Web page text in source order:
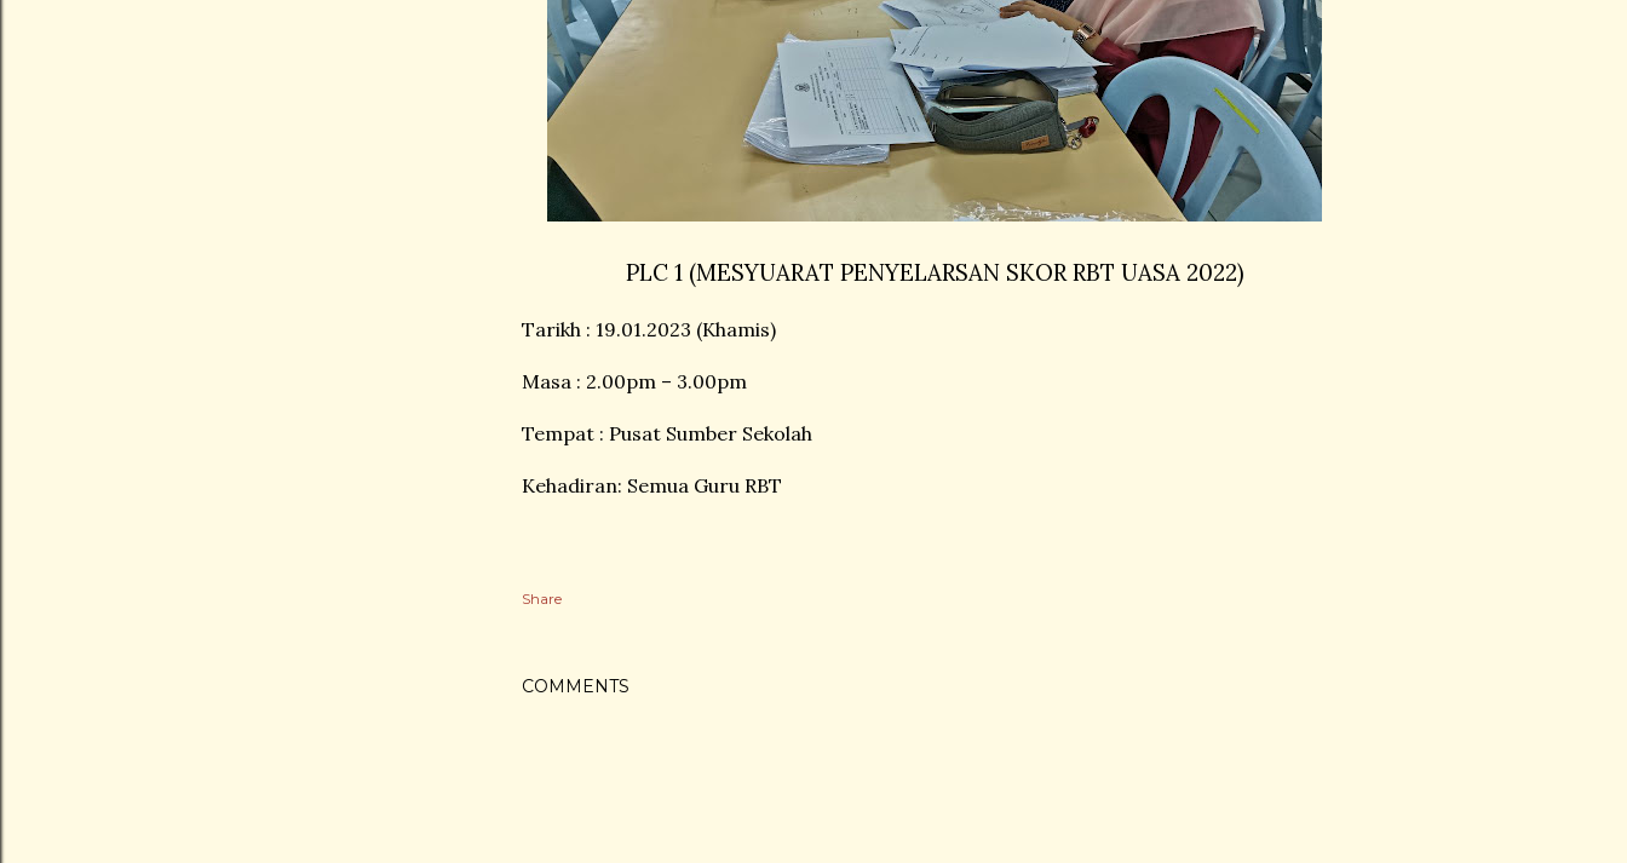
PLC 1 (MESYUARAT PENYELARSAN SKOR RBT UASA 2022)
Tarikh : 19.01.2023 (Khamis)
Masa : 2.00pm – 3.00pm
Tempat : Pusat Sumber Sekolah
Kehadiran: Semua Guru RBT
Share
COMMENTS